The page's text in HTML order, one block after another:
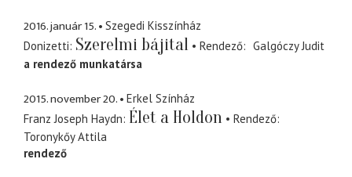
2016. január 15.
Szegedi Kisszínház
Donizetti Szerelmi bájital Rendező
Galgóczy Judit
a rendező munkatársa
2015. november 20.
Erkel Színház
Franz Joseph Haydn Élet a Holdon
Rendező
Toronykőy Attila
rendező